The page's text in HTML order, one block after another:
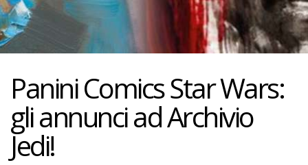
Panini Comics Star Wars:
gli annunci ad Archivio
Jedi!